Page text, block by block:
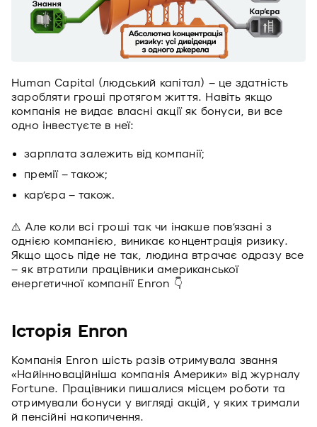
Human Capital (людський капітал) – це здатність
заробляти гроші протягом життя. Навіть якщо
компанія не видає власні акції як бонуси, ви все
одно інвестуєте в неї:
зарплата залежить від компанії;
премії – також;
кар’єра – також.
⚠️ Але коли всі гроші так чи інакше пов’язані з
однією компанією, виникає концентрація ризику.
Якщо щось піде не так, людина втрачає одразу все
– як втратили працівники американської
енергетичної компанії Enron 👇
Історія Enron
Компанія Enron шість разів отримувала звання
«Найінноваційніша компанія Америки» від журналу
Fortune. Працівники пишалися місцем роботи та
отримували бонуси у вигляді акцій, у яких тримали
й пенсійні накопичення.